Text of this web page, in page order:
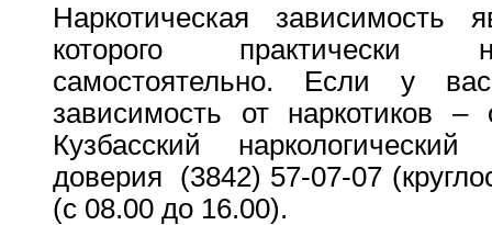
Наркотическая зависимость
которого практически
самостоятельно. Если у
зависимость от наркотиков
Кузбасский
доверия (3842) 57-07-07
(с 08.00 до 16.00).